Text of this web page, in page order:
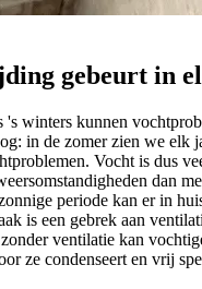
gebeurt in
's winters kunnen
in de zomer zien we elk
Vocht is dus
dan
periode kan er in
is een gebrek aan
ventilatie kan
ze condenseert en vrij